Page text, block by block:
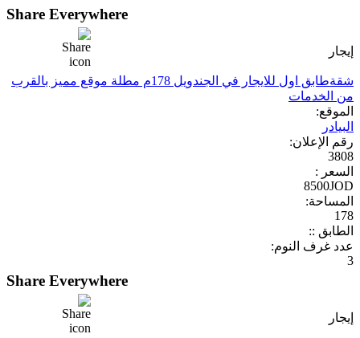
Share Everywhere
إيجار
شقةطابق اول للايجار في الجندويل 178م مطلة موقع مميز بالقرب
من الخدمات
الموقع:
البيادر
رقم الإعلان:
3808
السعر :
8500JOD
المساحة:
178
الطابق ::
عدد غرف النوم:
3
Share Everywhere
إيجار